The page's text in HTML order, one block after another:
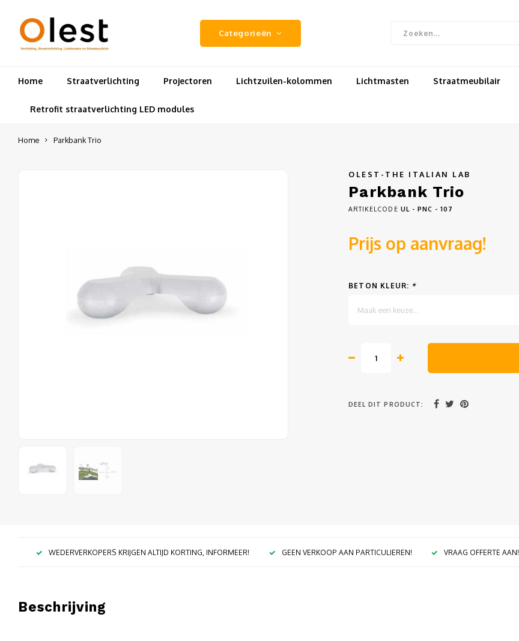
Categorieën
Home Straatverlichting Projectoren Lichtzuilen-kolommen Lichtmasten Straatmeubilair
Retrofit straatverlichting LED modules
Home Parkbank Trio
OLEST-THE ITALIAN LAB
Parkbank Trio
ARTIKELCODE UL - PNC - 107
Prijs op aanvraag!
BETON KLEUR: *
Maak een keuze...
DEEL DIT PRODUCT:
WEDERVERKOPERS KRIJGEN ALTIJD KORTING, INFORMEER! GEEN VERKOOP AAN PARTICULIEREN! VRAAG OFFERTE AAN!
Beschrijving